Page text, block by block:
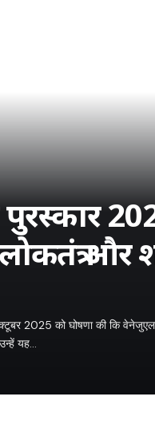
और
2025 को घोषणा की कि वेनेजुएला
यह…